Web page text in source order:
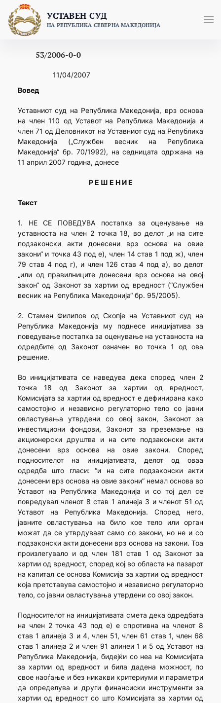
content
УСТАВЕН СУД
НА РЕПУБЛИКА СЕВЕРНА МАКЕДОНИЈА
53/2006-0-0
11/04/2007
Вовед
Уставниот суд на Република Македонија, врз основа
на член 110 од Уставот на Република Македонија и
член 71 од Деловникот на Уставниот суд на Република
Македонија („Службен весник на Република
Македонија“ бр. 70/1992), на седницата одржана на
11 април 2007 година, донесе
Р Е Ш Е Н И Е
Текст
1. НЕ СЕ ПОВЕДУВА постапка за оценување на
уставноста на член 2 точка 18, во делот „и на сите
подзаконски акти донесени врз основа на овие
закони“ и точка 43 под е), член 14 став 1 под ж), член
79 став 4 под г), и член 126 став 4 под а), во делот
„или од правилниците донесени врз основа на овој
закон“ од Законот за хартии од вредност (“Службен
весник на Република Македонија“ бр. 95/2005).
2. Стамен Филипов од Скопје на Уставниот суд на
Република Македонија му поднесе иницијатива за
поведување постапка за оценување на уставноста на
одредбите од Законот означен во точка 1 од ова
решение.
Во иницијативата се наведува дека според член 2
точка 18 од Законот за хартии од вредност,
Комисијата за хартии од вредност е дефинирана како
самостојно и независно регулаторно тело со јавни
овластувања утврдени со овој закон, Законот за
инвестициони фондови, Законот за преземање на
акционерски друштва и на сите подзаконски акти
донесени врз основа на овие закони. Според
подносителот на иницијативата, делот од оваа
одредба што гласи: “и на сите подзаконски акти
донесени врз основа на овие закони” немал основа во
Уставот на Република Македонија и со тој дел се
повредувал членот 8 став 1 алинеја 3 и членот 51 од
Уставот на Република Македонија. Според него,
јавните овластувања на било кое тело или орган
можат да се утврдуваат само со закони, но не и со
подзаконски акти донесени врз основа на закони. Тоа
произлегувало и од член 181 став 1 од Законот за
хартии од вредност, според кој во областа на пазарот
на капитал се основа Комисија за хартии од вредност
која претставува самостојно и независно регулаторно
тело, со јавни овластувања утврдени со овој закон.
Подносителот на иницијативата смета дека одредбата
на член 2 точка 43 под е) е спротивна на членот 8
став 1 алинеја 3 и 4, член 51, член 61 став 1, член 68
став 1 алинеја 2 и член 91 алинеи 1 и 5 од Уставот на
Република Македонија, бидејќи со неа на Комисијата
за хартии од вредност и била дадена можност, по
свое наоѓање и без никакви критериуми и параметри
да определува и други финансиски инструменти за
хартии од вредност со што Комисијата за хартии од